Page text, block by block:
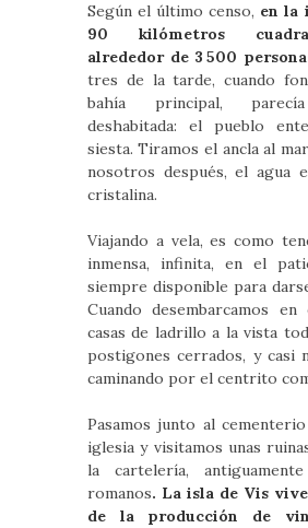
Según el último censo, en la
90 kilómetros
alrededor de 3 500
tres de la tarde, cuando
bahía principal,
deshabitada: el pueblo
siesta. Tiramos el ancla al
nosotros después, el agua
cristalina.
Viajando a vela, es como
inmensa, infinita, en el
siempre disponible para
Cuando desembarcamos
casas de ladrillo a la vista
postigones cerrados, y casi
caminando por el centrito
Pasamos junto al
iglesia y visitamos unas
la cartelería,
romanos. La isla de Vis
de la producción de